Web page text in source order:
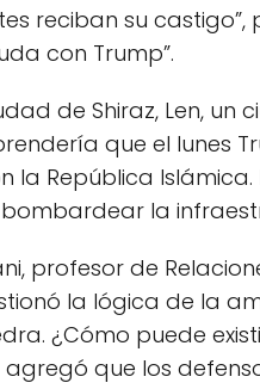
reciban su castigo”,
con Trump”.
de Shiraz, Len, un
que el lunes
la República
la
profesor de
la lógica de la
¿Cómo puede
que los